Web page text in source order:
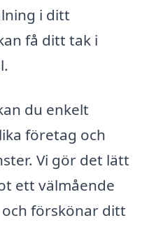
i ditt
få ditt tak i
du enkelt
företag och
Vi gör det lätt
ett välmående
förskönar ditt